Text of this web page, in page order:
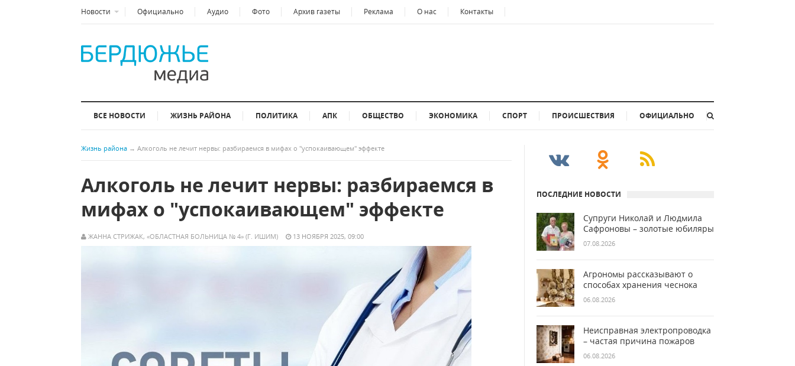
Новости Официально Аудио Фото Архив газеты Реклама О нас Контакты
ВСЕ НОВОСТИ ЖИЗНЬ РАЙОНА ПОЛИТИКА АПК ОБЩЕСТВО ЭКОНОМИКА СПОРТ ПРОИСШЕСТВИЯ ОФИЦИАЛЬНО
Жизнь района → Алкоголь не лечит нервы: разбираемся в мифах о "успокаивающем" эффекте
Алкоголь не лечит нервы: разбираемся в
мифах о "успокаивающем" эффекте
ЖАННА СТРИЖАК, «ОБЛАСТНАЯ БОЛЬНИЦА № 4» (Г. ИШИМ) 13 НОЯБРЯ 2025, 09:00
ПОСЛЕДНИЕ НОВОСТИ
Супруги Николай и Людмила
Сафроновы – золотые юбиляры
07.08.2026
Агрономы рассказывают о
способах хранения чеснока
06.08.2026
Неисправная электропроводка
– частая причина пожаров
06.08.2026